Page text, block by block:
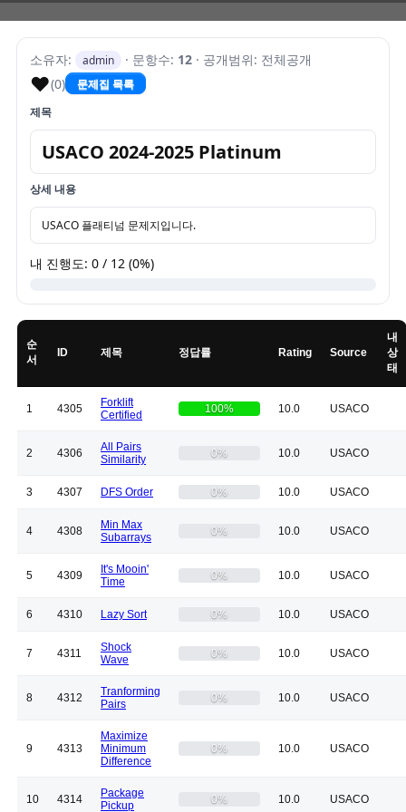
소유자: admin · 문항수: 12 · 공개범위: 전체공개
♥(0)
문제집 목록
제목
USACO 2024-2025 Platinum
상세 내용
USACO 플래티넘 문제지입니다.
내 진행도: 0 / 12 (0%)
순
서
ID 제목 정답률 Rating Source
내
상
태
1 4305
Forklift
Certified
100% 10.0 USACO
2 4306
All Pairs
Similarity
0% 10.0 USACO
3 4307 DFS Order 0% 10.0 USACO
4 4308
Min Max
Subarrays
0% 10.0 USACO
5 4309
It's Mooin'
Time
0% 10.0 USACO
6 4310 Lazy Sort 0% 10.0 USACO
7 4311
Shock
Wave
0% 10.0 USACO
8 4312
Tranforming
Pairs
0% 10.0 USACO
9 4313
Maximize
Minimum
Difference
0% 10.0 USACO
10 4314
Package
Pickup
0% 10.0 USACO